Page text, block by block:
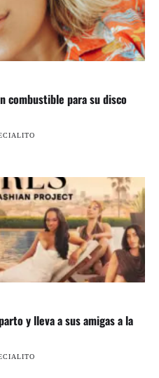
combustible para su disco
y lleva a sus amigas a la